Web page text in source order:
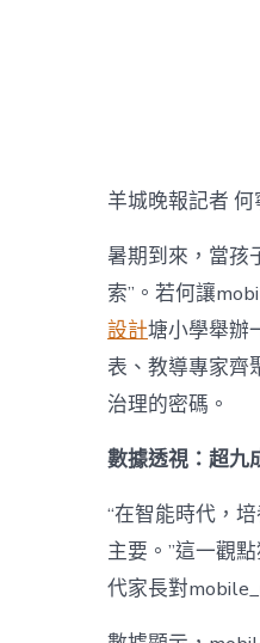
羊城晚報記者 何
暑期到來，當孩
索”。若何讓
設計塘小學舉辦
表、教導專家齊
治理的密碼。
數據透視：超九
“在智能時代，
主要。”這一觀
代家長對